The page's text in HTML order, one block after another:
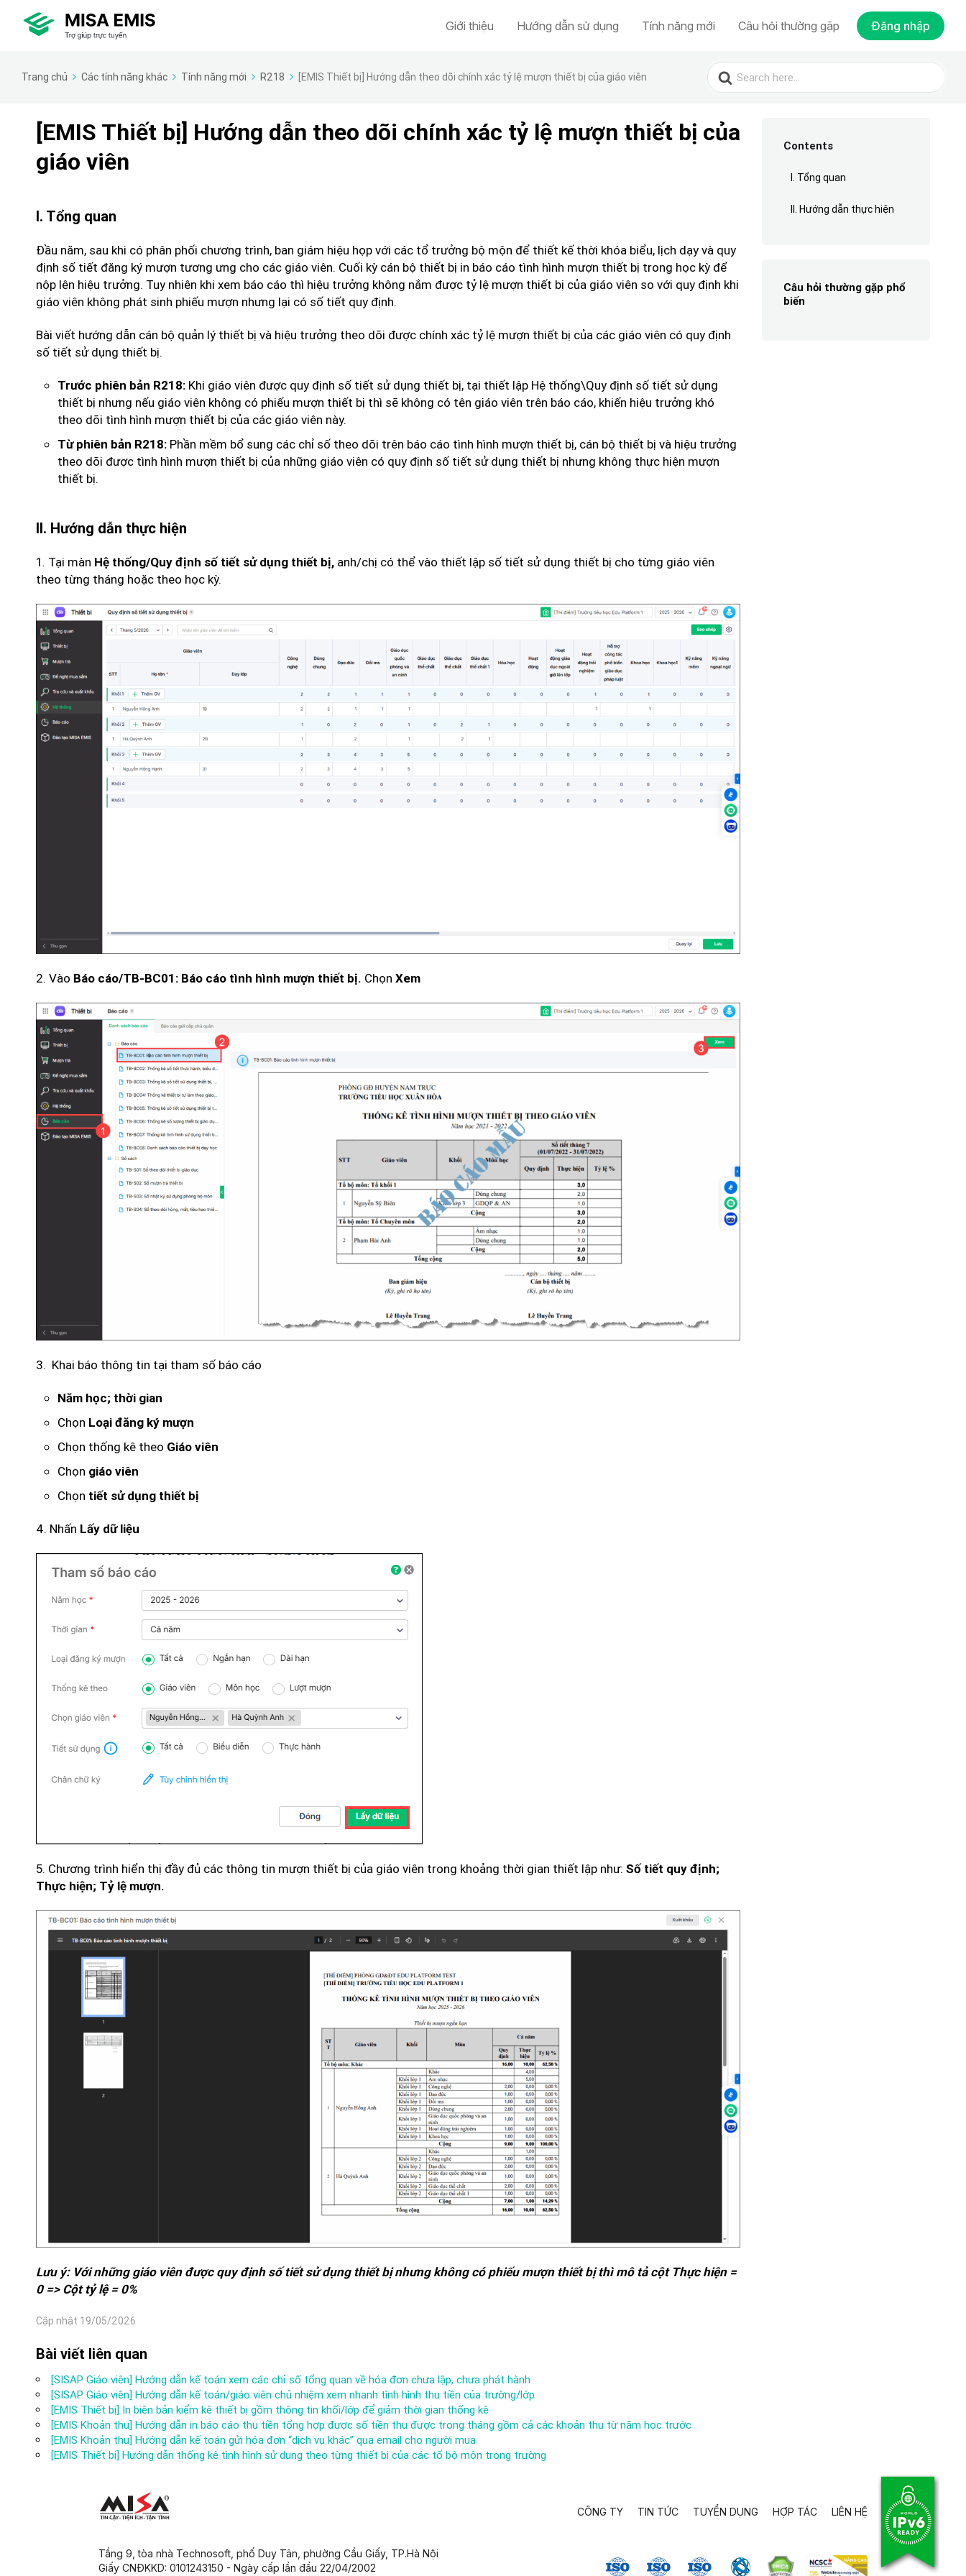
Giới thiệu Hướng dẫn sử dụng Tính năng mới Câu hỏi thường gặp Đăng nhập
Trang chủ Các tính năng khác Tính năng mới R218 [EMIS Thiết bị] Hướng dẫn theo dõi chính xác tỷ lệ mượn thiết bị của giáo viên
Search
for:
[EMIS Thiết bị] Hướng dẫn theo dõi chính xác tỷ lệ mượn thiết bị của
giáo viên
I. Tổng quan
Đầu năm, sau khi có phân phối chương trình, ban giám hiệu họp với các tổ trưởng bộ mộn để thiết kế thời khóa biểu, lịch dạy và quy
định số tiết đăng ký mượn tương ưng cho các giáo viên. Cuối kỳ cán bộ thiết bị in báo cáo tình hình mượn thiết bị trong học kỳ để
nộp lên hiệu trưởng. Tuy nhiên khi xem báo cáo thì hiệu trưởng không nắm được tỷ lệ mượn thiết bị của giáo viên so với quy định khi
giáo viên không phát sinh phiếu mượn nhưng lại có số tiết quy định.
Bài viết hướng dẫn cán bộ quản lý thiết bị và hiệu trưởng theo dõi được chính xác tỷ lệ mượn thiết bị của các giáo viên có quy định
số tiết sử dụng thiết bị.
Trước phiên bản R218: Khi giáo viên được quy định số tiết sử dụng thiết bị, tại thiết lập Hệ thống\Quy định số tiết sử dụng
thiết bị nhưng nếu giáo viên không có phiếu mượn thiết bị thì sẽ không có tên giáo viên trên báo cáo, khiến hiệu trưởng khó
theo dõi tình hình mượn thiết bị của các giáo viên này.
Từ phiên bản R218: Phần mềm bổ sung các chỉ số theo dõi trên báo cáo tình hình mượn thiết bị, cán bộ thiết bị và hiệu trưởng
theo dõi được tình hình mượn thiết bị của những giáo viên có quy định số tiết sử dụng thiết bị nhưng không thực hiện mượn
thiết bị.
II. Hướng dẫn thực hiện
1. Tại màn Hệ thống/Quy định số tiết sử dụng thiết bị, anh/chị có thể vào thiết lập số tiết sử dụng thiết bị cho từng giáo viên
theo từng tháng hoặc theo học kỳ.
2. Vào Báo cáo/TB-BC01: Báo cáo tình hình mượn thiết bị. Chọn Xem
3. Khai báo thông tin tại tham số báo cáo
Năm học; thời gian
Chọn Loại đăng ký mượn
Chọn thống kê theo Giáo viên
Chọn giáo viên
Chọn tiết sử dụng thiết bị
4. Nhấn Lấy dữ liệu
5. Chương trình hiển thị đầy đủ các thông tin mượn thiết bị của giáo viên trong khoảng thời gian thiết lập như: Số tiết quy định;
Thực hiện; Tỷ lệ mượn.
Lưu ý: Với những giáo viên được quy định số tiết sử dụng thiết bị nhưng không có phiếu mượn thiết bị thì mô tả cột Thực hiện =
0 => Cột tỷ lệ = 0%
Cập nhật 19/05/2026
Bài viết liên quan
[SISAP Giáo viên] Hướng dẫn kế toán xem các chỉ số tổng quan về hóa đơn chưa lập, chưa phát hành
[SISAP Giáo viên] Hướng dẫn kế toán/giáo viên chủ nhiệm xem nhanh tình hình thu tiền của trường/lớp
[EMIS Thiết bị] In biên bản kiểm kê thiết bị gồm thông tin khối/lớp để giảm thời gian thống kê
[EMIS Khoản thu] Hướng dẫn in báo cáo thu tiền tổng hợp được số tiền thu được trong tháng gồm cả các khoản thu từ năm học trước
[EMIS Khoản thu] Hướng dẫn kế toán gửi hóa đơn “dịch vụ khác” qua email cho người mua
[EMIS Thiết bị] Hướng dẫn thống kê tình hình sử dụng theo từng thiết bị của các tổ bộ môn trong trường
Contents
I. Tổng quan
II. Hướng dẫn thực hiện
Câu hỏi thường gặp phổ
biến
CÔNG TY TIN TỨC TUYỂN DỤNG HỢP TÁC LIÊN HỆ
Tầng 9, tòa nhà Technosoft, phố Duy Tân, phường Cầu Giấy, TP.Hà Nội
Giấy CNĐKKD: 0101243150 - Ngày cấp lần đầu 22/04/2002